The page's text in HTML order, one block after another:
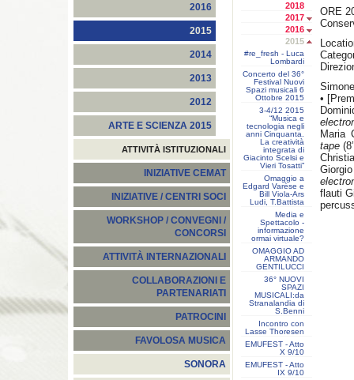
2016
2015
2014
2013
2012
ARTE E SCIENZA 2015
ATTIVITÀ ISTITUZIONALI
INIZIATIVE CEMAT
INIZIATIVE / CENTRI SOCI
WORKSHOP / CONVEGNI /
CONCORSI
ATTIVITÀ INTERNAZIONALI
COLLABORAZIONI E
PARTENARIATI
PATROCINI
FAVOLOSA MUSICA
SONORA
2018
2017
2016
2015
#re_fresh - Luca
Lombardi
Concerto del 36°
Festival Nuovi
Spazi musicali 6
Ottobre 2015
3-4/12 2015
“Musica e
tecnologia negli
anni Cinquanta.
La creatività
integrata di
Giacinto Scelsi e
Vieri Tosatti”
Omaggio a
Edgard Varèse e
Bill Viola-Ars
Ludi, T.Battista
Media e
Spettacolo -
informazione
ormai virtuale?
OMAGGIO AD
ARMANDO
GENTILUCCI
36° NUOVI
SPAZI
MUSICALI:da
Stranalandia di
S.Benni
Incontro con
Lasse Thoresen
EMUFEST - Atto
X 9/10
EMUFEST - Atto
IX 9/10
ORE
•
Maria
tape
flauti